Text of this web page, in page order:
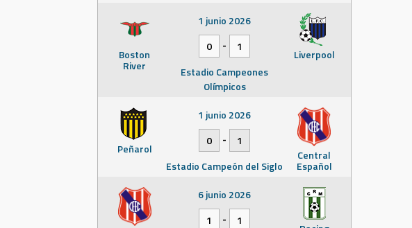
Boston
River
Liverpool
1 junio 2026
0
-
1
Estadio Campeones
Olímpicos
Peñarol Central
Español
1 junio 2026
0
-
1
Estadio Campeón del Siglo
6 junio 2026
1
-
1